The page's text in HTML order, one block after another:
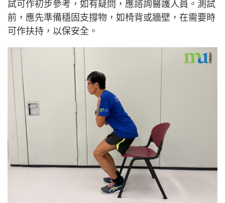
試可作初步參考，如有疑問，應諮詢醫護人員。測試
前，應先準備穩固支撐物，如椅背或牆壁，在需要時
可作扶持，以保安全。